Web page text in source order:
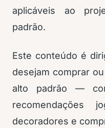
aplicáveis ao
padrão.
Este conteúdo é
desejam comprar
alto padrão —
recomendações
decoradores e